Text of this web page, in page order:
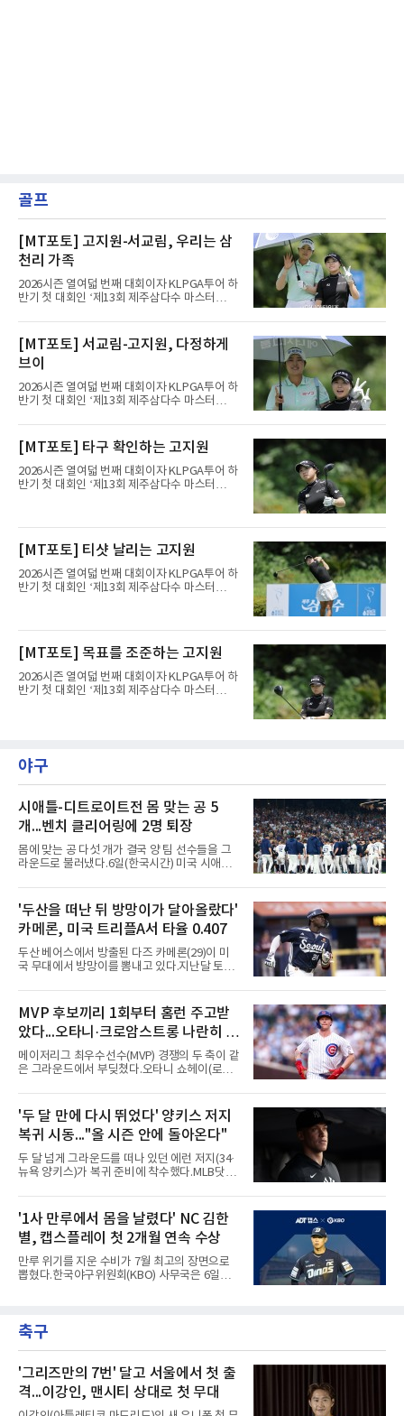
골프
[MT포토] 고지원-서교림, 우리는 삼
천리 가족
2026시즌 열여덟 번째 대회이자 KLPGA투어 하
반기 첫 대회인 ‘제13회 제주삼다수 마스터
제주도 서귀포시에 위치한 테디밸리 골프앤리조
트(파72/6,767야드)에서 열리고 있다.6일 현재
1라운드 경기가 펼쳐지고 있다.고지원(삼천리)
이 서교림과 2번 홀에서 경기하고 있다.
[MT포토] 서교림-고지원, 다정하게
브이
2026시즌 열여덟 번째 대회이자 KLPGA투어 하
반기 첫 대회인 ‘제13회 제주삼다수 마스터
제주도 서귀포시에 위치한 테디밸리 골프앤리조
트(파72/6,767야드)에서 열리고 있다.6일 현재
1라운드 경기가 펼쳐지고 있다.고지원(삼천리)
이 서교림과 2번 홀에서 경기하고 있다.
[MT포토] 타구 확인하는 고지원
2026시즌 열여덟 번째 대회이자 KLPGA투어 하
반기 첫 대회인 ‘제13회 제주삼다수 마스터
트(파72/6,767야드)에서 열리고 있다.6일 현재
이 1번 홀에서 경기하고 있다.
[MT포토] 티샷 날리는 고지원
2026시즌 열여덟 번째 대회이자 KLPGA투어 하
반기 첫 대회인 ‘제13회 제주삼다수 마스터
트(파72/6,767야드)에서 열리고 있다.6일 현재
이 1번 홀에서 경기하고 있다.
[MT포토] 목표를 조준하는 고지원
2026시즌 열여덟 번째 대회이자 KLPGA투어 하
반기 첫 대회인 ‘제13회 제주삼다수 마스터
이 1번 홀에서 경기하고 있다.
야구
시애틀-디트로이트전 몸 맞는 공 5
개...벤치 클리어링에 2명 퇴장
몸에 맞는 공 다섯 개가 결국 양 팀 선수들을 그
라운드로 불러냈다.6일(한국시간) 미국 시애틀
로이트 타이거스의 경기에서 벤치 클리어링이
벌어졌다. 난투극으로 번지지는 않았으나 좌완
게이브 스파이어와 댄 윌슨 시애틀 감독이 퇴장
당했다.발단은 선발이었다. 시애틀 브라이언 우
가 디트로이트 타자를 세 차례 맞혔다. 다만 팔꿈
치 보호대에 맞거나 변화구에 발이 스치는 수준
이어서 치명적이지는 않았다.분위기는 그다음에
리를 맞혔다. 토레스와 시애틀 포수 칼 롤리가 말
을 주고받자 AJ 힌치 디
'두산을 떠난 뒤 방망이가 달아올랐다'
카메론, 미국 트리플A서 타율 0.407
두산 베어스에서 방출된 다즈 카메론(29)이 미
국 무대에서 방망이를 뽐내고 있다.지난달 토론
론은 루키리그 2경기를 거쳐 트리플A 버펄로 바
이슨스로 승격한 뒤 연일 뜨거운 타격감을 보이
고 있다.수치가 압도적이다. 트리플A 15경기에
서 타율 0.407(54타수 22안타), 2홈런, 10타점,
8도루를 기록 중이며 OPS는 1.151에 이른다.
15경기 중 14경기에서 안타를 만들었고 최근 7
경기 연속 안타도 이어갔다.6일(한국시간) 노퍽
을 놓았고, 버펄로는 이 회에만 5점을 뽑아 7-6
역전승을 거뒀다.한국에서의 성적도
MVP 후보끼리 1회부터 홈런 주고받
았다...오타니·크로암스트롱 나란히 홈
런 맞불
메이저리그 최우수선수(MVP) 경쟁의 두 축이 같
은 그라운드에서 부딪쳤다.오타니 쇼헤이(로스
컵스)은 6일(한국시간) 미국 시카고 리글리필드
에서 나란히 홈런 두 방씩을 주고받았다.첫 회부
터 불이 붙었다. 1회초 선두타자 오타니가 컵스
선발 이마나가 쇼타를 상대로 우월 솔로 홈런을
뽑자, 1회말 크로암스트롱이 다저스 선발 에릭
라워를 상대로 중월 솔로 홈런으로 응수했다. 최
근 50년간 리글리필드에서 1회 양 팀 선두타자
10위 이내 선수끼리 이런 공방을 벌인 사례는 처
음이다.흐름은 크로암스트롱
'두 달 만에 다시 뛰었다' 양키스 저지
복귀 시동..."올 시즌 안에 돌아온다"
두 달 넘게 그라운드를 떠나 있던 에런 저지(34·
뉴욕 양키스)가 복귀 준비에 착수했다.MLB닷컴
뒤 야외 달리기와 상체 저항 운동으로 훈련 강도
를 높여도 된다는 허가를 받았다고 전했다.저지
는 이날 뉴욕 양키스타디움에서 열린 세인트루
이스 카디널스전을 앞두고 야구 장비를 착용한
채 스트레칭과 조깅, 저항 밴드 훈련을 소화했
다. 아메리칸리그 최우수선수(MVP) 3회 수상자
인 그가 부상 이후 야외 달리기에 나선 것은 처음
는 것이 계획이었고 올해를 접겠다고 생각한 적
은 없다고 말했다.이탈은
'1사 만루에서 몸을 날렸다' NC 김한
별, 캡스플레이 첫 2개월 연속 수상
만루 위기를 지운 수비가 7월 최고의 장면으로
뽑혔다.한국야구위원회(KBO) 사무국은 6일
이 상 제정 이래 첫 사례다.ADT캡스가 KBO와
함께 시상하는 이 상은 공식 기록위원이 승리 확
최고점을 받은 수비 장면에 준다.수상 장면은 지
난달 23일 서울 잠실구장에서 나왔다. NC가 7-5
로 앞선 8회말 1사 만루에서 김한별은 LG 트윈
스 오지환의 강한 타구에 몸을 날려 막아낸 뒤 유
축구
'그리즈만의 7번' 달고 서울에서 첫 출
격...이강인, 맨시티 상대로 첫 무대